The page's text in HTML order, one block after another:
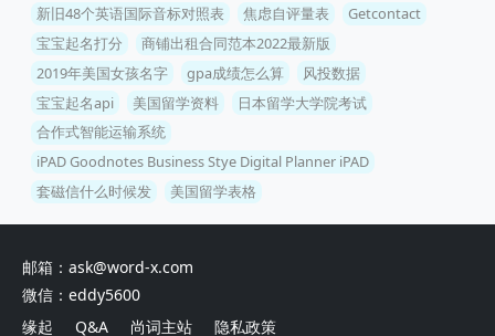
新旧48个英语国际音标对照表
焦虑自评量表
Getcontact
宝宝起名打分
商铺出租合同范本2022最新版
2019年美国女孩名字
gpa成绩怎么算
风投数据
宝宝起名api
美国留学资料
日本留学大学院考试
合作式智能运输系统
iPAD Goodnotes Business Stye Digital Planner iPAD
套磁信什么时候发
美国留学表格
邮箱：ask@word-x.com
微信：eddy5600
缘起
Q&A 尚词主站 隐私政策